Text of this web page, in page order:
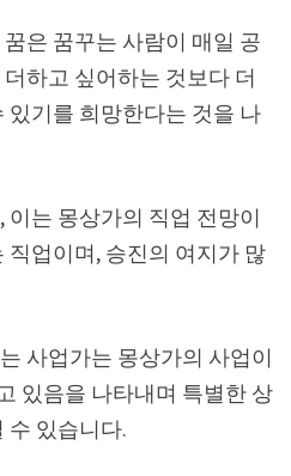
은 꿈꾸는 사람이 매일 공
하고 싶어하는 것보다 더
있기를 희망한다는 것을 나
이는 몽상가의 직업 전망이
직업이며, 승진의 여지가 많
사업가는 몽상가의 사업이
있음을 나타내며 특별한 상
수 있습니다.